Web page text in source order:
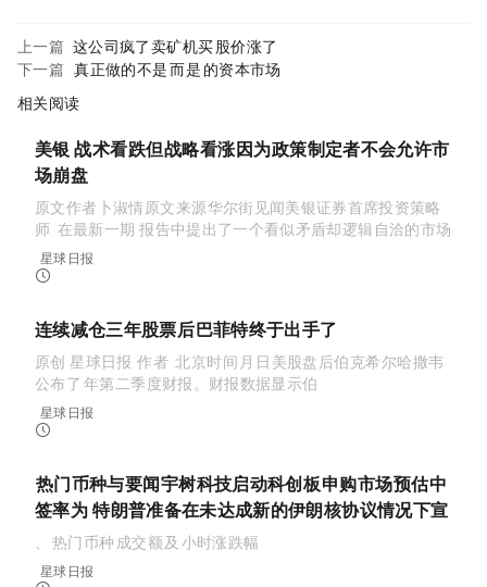
上一篇: IREN这公司疯了：卖矿机，买GPU，股价涨了16%
下一篇: Virtuals真正做的不是AI Agent，而是AI Agent的资本市场
相关阅读
美银Hartnett：「战术」看跌，但「战略」看涨，因为政策制定者不会允许市
场崩盘
原文作者：卜淑情原文来源：华尔街见闻美银证券首席投资策略
师 Michael Hartnett 在最新一期 Flow Show 报告中提出了一个看似矛盾却逻辑自洽的市场
判断：短期内保持谨慎，建议撤离风险...
星球日报
连续减仓三年股票后，巴菲特终于出手了
原创 | Odaily 星球日报（@OdailyChina）作者｜Azuma（@azuma_eth）北京时间 8 月 9 日美股盘后，伯克希尔·哈撒韦
公布了 2026 年第二季度财报。财报数据显示，伯...
星球日报
24H热门币种与要闻｜宇树科技启动科创板IPO申购，市场预估中
签率为0.02%–0.03%；特朗普准备在未达成新的伊朗核协议情况下宣
布取得“胜利”（8月10日）
1、CEX 热门币种CEX 成交额 Top 10 及 24 小时涨跌幅：BTC：0.41%ETH：0.30%SOL：1.23%BNB：0.41%TUT：62.39%XRP：-0.05%DOGE：-0....
星球日报